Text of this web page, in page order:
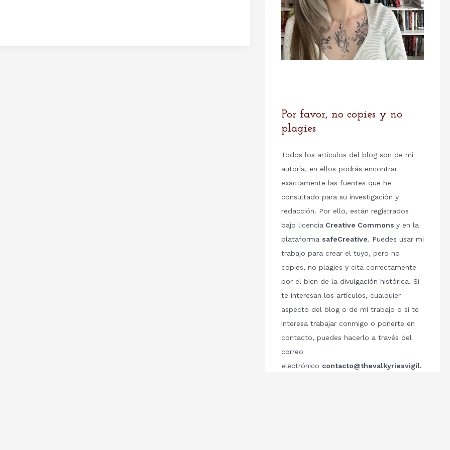
Por favor, no copies y no
plagies
Todos los artículos del blog son de mi
autoría, en ellos podrás encontrar
exactamente las fuentes que he
consultado para su investigación y
redacción. Por ello, están registrados
bajo licencia Creative Commons y en la
plataforma safeCreative. Puedes usar mi
trabajo para crear el tuyo, pero no
copies, no plagies y cita correctamente
por el bien de la divulgación histórica. Si
te interesan los artículos, cualquier
aspecto del blog o de mi trabajo o si te
interesa trabajar conmigo o ponerte en
contacto, puedes hacerlo a través del
correo
electrónico contacto@thevalkyriesvigil.